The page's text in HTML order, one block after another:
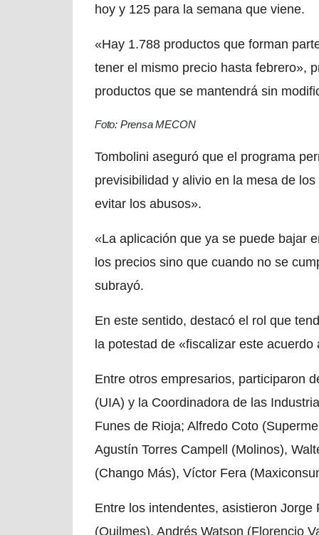
hoy y 125 para la semana que viene.
«Hay 1.788 productos que forman
tener el mismo precio hasta febrero»,
productos que se mantendrá sin
Foto: Prensa MECON
Tombolini aseguró que el programa
previsibilidad y alivio en la mesa de
evitar los abusos».
«La aplicación que ya se puede bajar
los precios sino que cuando no se
subrayó.
En este sentido, destacó el rol que
la potestad de «fiscalizar este
Entre otros empresarios, participaron
(UIA) y la Coordinadora de las
Funes de Rioja; Alfredo Coto
Agustín Torres Campell (Molinos),
(Chango Más), Víctor Fera
Entre los intendentes, asistieron
(Quilmes), Andrés Watson (Florencio